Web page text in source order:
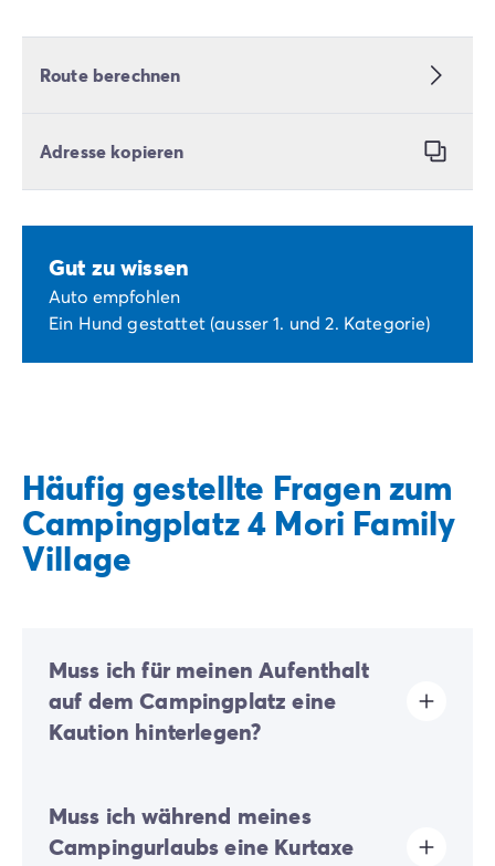
Route berechnen
Adresse kopieren
Gut zu wissen
Auto empfohlen
Ein Hund gestattet (ausser 1. und 2. Kategorie)
Häufig gestellte Fragen zum
Campingplatz 4 Mori Family
Village
Muss ich für meinen Aufenthalt
auf dem Campingplatz eine
Kaution hinterlegen?
oder nach Ihrer Ankunft vor Ort fällig.
Muss ich während meines
Campingurlaubs eine Kurtaxe